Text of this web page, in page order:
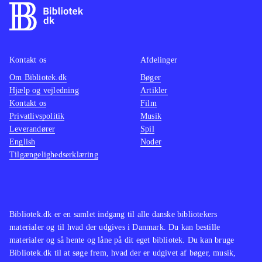
lækre grafik er spillet en direkte
filmisk oplevelse
leder tankerne hen på The Elder
Scrolls-serien og GTA-serien. Serien
findes også på en lang række
biblioteker
Assassin's Creed-serien er
monumental, og dette spil viser
hvorfor. Her har man historie, action,
den heldige låner en herlig
spiloplevelse .
Bibliotek.dk er en samlet indgang til alle danske bibliotekers
materialer og til hvad der udgives i Danmark. Du kan bestille
materialer og så hente og låne på dit eget bibliotek. Du kan bruge
Bibliotek.dk til at søge frem, hvad der er udgivet af bøger, musik,
Kontakt os
Om Bibliotek.dk
Hjælp og vejledning
Kontakt os
Privatlivspolitik
Leverandører
English
Tilgængelighedserklæring
Afdelinger
Bøger
Artikler
Film
Musik
Spil
Noder